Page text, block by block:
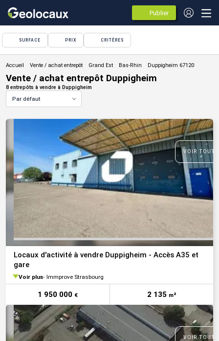
Publier
des
annonces
SURFACE PRIX CRITÈRES
Vente / achat entrepôt
Vente / achat entrepôt Duppigheim
8 entrepôts à vendre à Duppigheim
Par défaut
VOIR
Locaux d'activité à vendre Duppigheim - Accès A35 et
gare
Voir plus Immprove Strasbourg
1 950 000 € 2 135 m²
VOIR